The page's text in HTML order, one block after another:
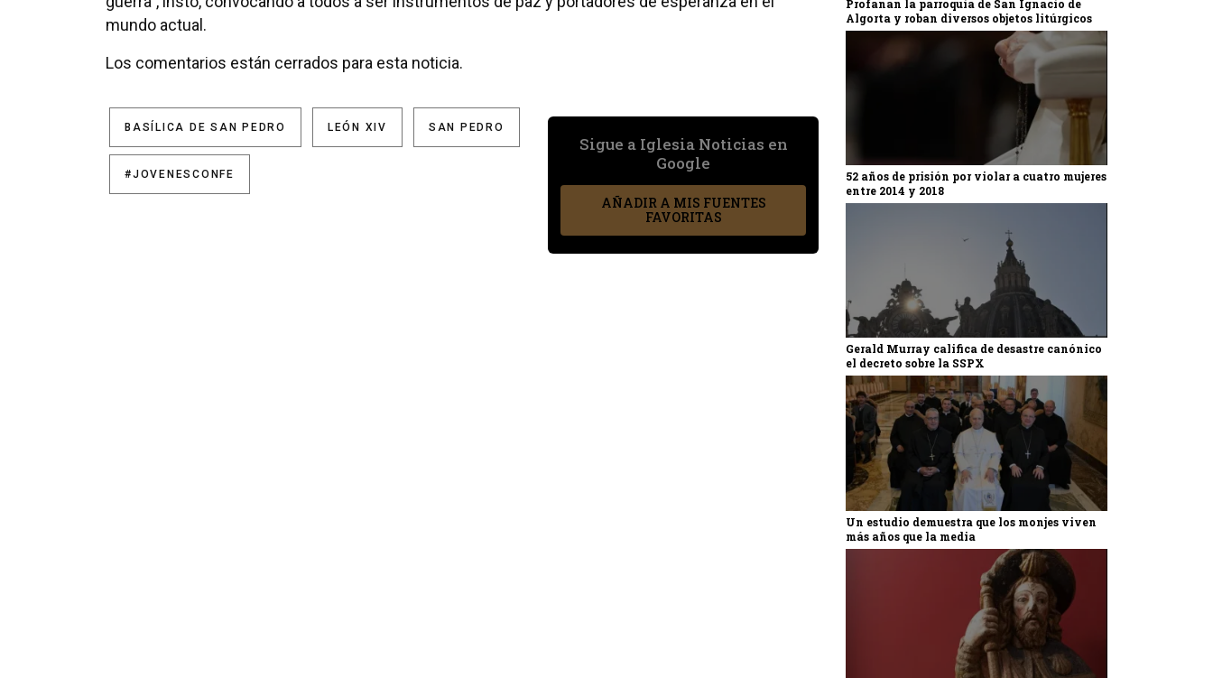
mundo actual.
Los comentarios están cerrados para esta noticia.
Sigue a Iglesia Noticias en
Google
AÑADIR A MIS FUENTES
FAVORITAS
BASÍLICA DE SAN PEDRO LEÓN XIV SAN PEDRO
#JOVENESCONFE
Profanan la parroquia de San Ignacio de
Algorta y roban diversos objetos litúrgicos
52 años de prisión por violar a cuatro mujeres
entre 2014 y 2018
Gerald Murray califica de desastre canónico
el decreto sobre la SSPX
Un estudio demuestra que los monjes viven
más años que la media